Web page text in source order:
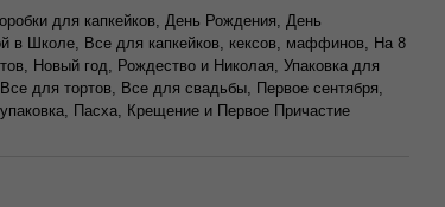
для капкейков, День Рождения, День
в Школе, Все для капкейков, кексов, маффинов, На 8
Новый год, Рождество и Николая, Упаковка для
для тортов, Все для свадьбы, Первое сентября,
Пасха, Крещение и Первое Причастие